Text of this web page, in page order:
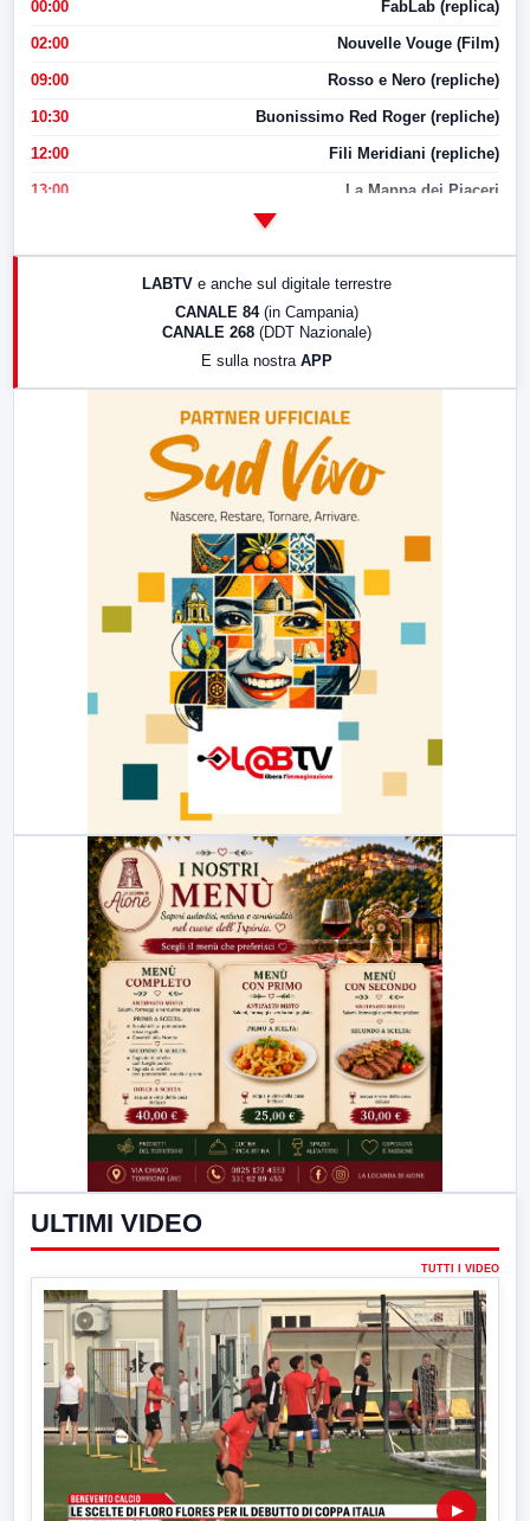
00:00 FabLab (replica)
02:00 Nouvelle Vouge (Film)
09:00 Rosso e Nero (repliche)
10:30 Buonissimo Red Roger (repliche)
12:00 Fili Meridiani (repliche)
13:00 La Mappa dei Piaceri
LABTV e anche sul digitale terrestre
CANALE 84 (in Campania)
CANALE 268 (DDT Nazionale)
E sulla nostra APP
ULTIMI VIDEO
TUTTI I VIDEO
▶